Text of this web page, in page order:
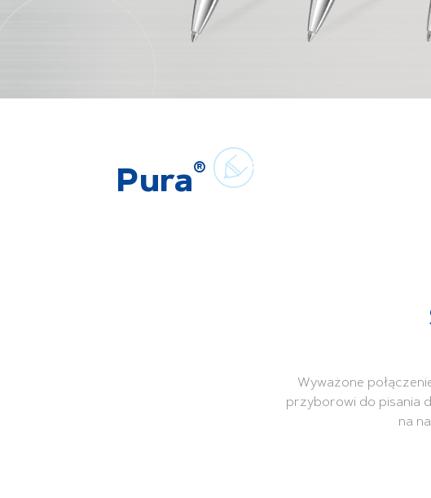
Pura®
Wyważone
przyborowi do pisania
na